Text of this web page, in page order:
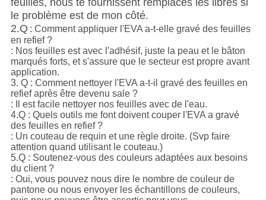
feuilles, nous te fournissent remplacés les libres si
le problème est de mon côté.
2.Q : Comment appliquer l'EVA a-t-elle gravé des feuilles
en refief ?
: Nos feuilles est avec l'adhésif, juste la peau et le bâton
marqués forts, et s'assure que le secteur est propre avant
application.
3. Q : Comment nettoyer l'EVA a-t-il gravé des feuilles en
refief après être devenu sale ?
: Il est facile nettoyer nos feuilles avec de l'eau.
4.Q : Quels outils me font doivent couper l'EVA a gravé
des feuilles en refief ?
: Un couteau de requin et une règle droite. (Svp faire
attention quand utilisant le couteau.)
5.Q : Soutenez-vous des couleurs adaptées aux besoins
du client ?
: Oui, vous pouvez nous dire le nombre de couleur de
pantone ou nous envoyer les échantillons de couleurs,